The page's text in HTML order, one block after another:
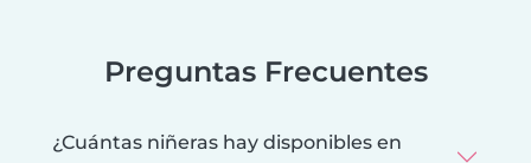
Preguntas Frecuentes
¿Cuántas niñeras hay disponibles en